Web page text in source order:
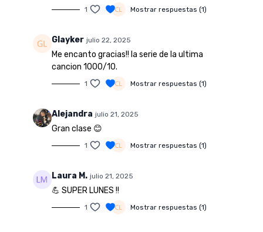
1 Mostrar respuestas (1)
Glayker julio 22, 2025
Me encanto gracias!! la serie de la ultima
cancion 1000/10.
1 Mostrar respuestas (1)
Alejandra julio 21, 2025
Gran clase 😊
1 Mostrar respuestas (1)
Laura M. julio 21, 2025
💪 SUPER LUNES !!
1 Mostrar respuestas (1)